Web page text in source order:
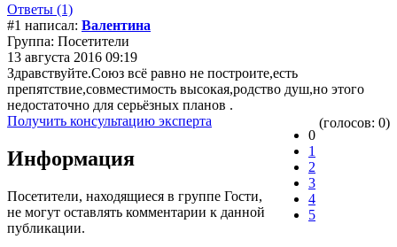
Ответы (1)
#1 написал: Валентина
Группа: Посетители
13 августа 2016 09:19
Здравствуйте.Союз всё равно не построите,есть
препятствие,совместимость высокая,родство душ,но этого
недостаточно для серьёзных планов .
Получить консультацию эксперта
0
1
2
3
4
5
(голосов: 0)
Информация
Посетители, находящиеся в группе Гости,
не могут оставлять комментарии к данной
публикации.